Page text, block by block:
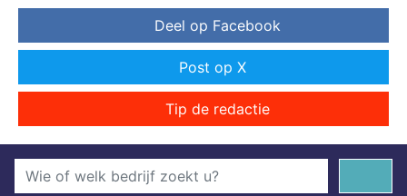
Deel op Facebook
Post op X
Tip de redactie